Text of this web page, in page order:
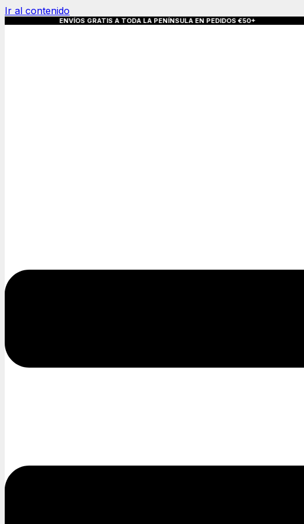
Ir al contenido
GRATIS A TODA LA PENÍNSULA EN PEDIDOS €50+